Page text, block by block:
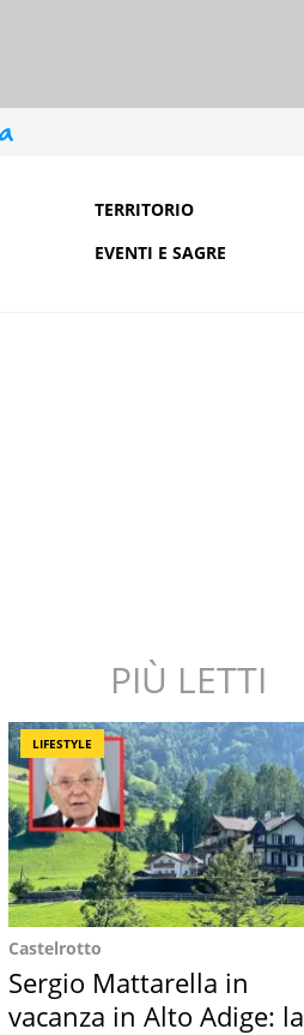
TERRITORIO
EVENTI E SAGRE
PIÙ LETTI
LIFESTYLE
Castelrotto
Sergio Mattarella in
vacanza in Alto Adige: la